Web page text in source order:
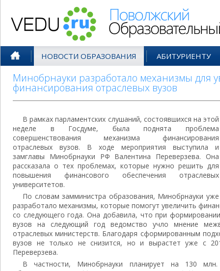
НОВОСТИ ОБРАЗОВАНИЯ АБИТУРИЕНТУ
Минобрнауки разработало механизмы для
финансирования отраслевых вузов
В рамках парламентских слушаний, состоявшихся на этой
неделе в Госдуме, была поднята проблема
совершенствования механизма финансирования
отраслевых вузов. В ходе мероприятия выступила и
замглавы Минобрнауки РФ Валентина Переверзева. Она
рассказала о тех проблемах, которые нужно решить для
повышения финансового обеспечения отраслевых
университетов.
По словам замминистра образования, Минобрнауки уже
разработало механизмы, которые помогут увеличить
со следующего года. Она добавила, что при
вузов на следующий год ведомство учло мнение
отраслевых министерств. Благодаря сформированным
вузов не только не снизится, но и вырастет уже с
Переверзева.
В частности, Минобрнауки планирует на 130 млн.